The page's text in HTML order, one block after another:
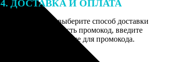
4. ДОСТАВКА И ОПЛАТА
Введите адрес и выберите способ доставки
заказа. Если у вас есть промокод, введите
его в специальное поле для промокода.